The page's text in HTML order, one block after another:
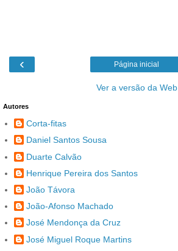
‹ Página inicial
Ver a versão da Web
Autores
Corta-fitas
Daniel Santos Sousa
Duarte Calvão
Henrique Pereira dos Santos
João Távora
João-Afonso Machado
José Mendonça da Cruz
José Miguel Roque Martins